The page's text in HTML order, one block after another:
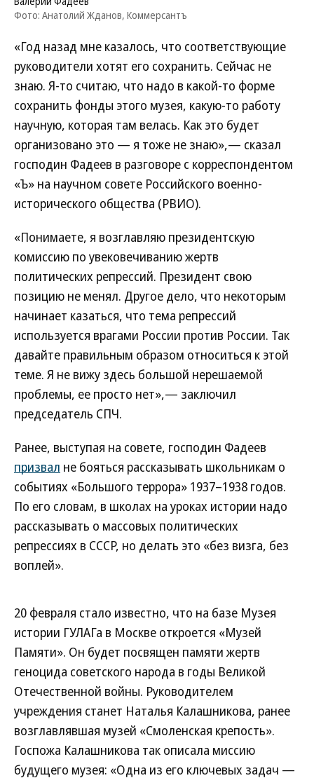
Фото: Анатолий Жданов, Коммерсантъ
«Год назад мне казалось, что соответствующие
руководители хотят его сохранить. Сейчас не
знаю. Я-то считаю, что надо в какой-то форме
сохранить фонды этого музея, какую-то работу
научную, которая там велась. Как это будет
организовано это — я тоже не знаю»,— сказал
господин Фадеев в разговоре с корреспондентом
«Ъ» на научном совете Российского военно-
исторического общества (РВИО).
«Понимаете, я возглавляю президентскую
комиссию по увековечиванию жертв
политических репрессий. Президент свою
позицию не менял. Другое дело, что некоторым
начинает казаться, что тема репрессий
используется врагами России против России. Так
давайте правильным образом относиться к этой
теме. Я не вижу здесь большой нерешаемой
проблемы, ее просто нет»,— заключил
председатель СПЧ.
Ранее, выступая на совете, господин Фадеев
призвал не бояться рассказывать школьникам о
событиях «Большого террора» 1937–1938 годов.
По его словам, в школах на уроках истории надо
рассказывать о массовых политических
репрессиях в СССР, но делать это «без визга, без
воплей».
20 февраля стало известно, что на базе Музея
истории ГУЛАГа в Москве откроется «Музей
Памяти». Он будет посвящен памяти жертв
геноцида советского народа в годы Великой
Отечественной войны. Руководителем
учреждения станет Наталья Калашникова, ранее
возглавлявшая музей «Смоленская крепость».
Госпожа Калашникова так описала миссию
будущего музея: «Одна из его ключевых задач —